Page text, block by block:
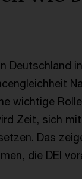
wichtige
Zeit, sich
Das
die DEI